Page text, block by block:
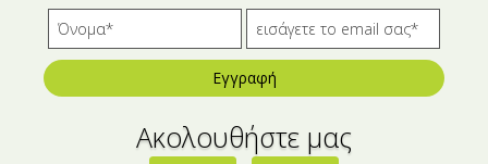
Αλίπαστα Ψαρικά
Διάφορα
Έτοιμα Μείγματα
Εγγραφή
Ακολουθήστε μας